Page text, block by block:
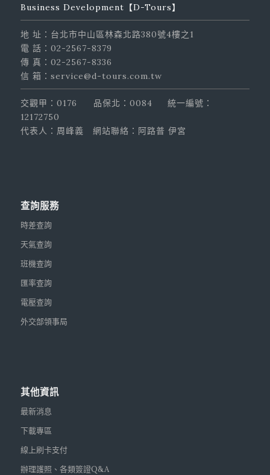
Business Development【D-Tours】
地 址：台北市中山區林森北路380號4樓之1
電 話：02-2567-8379
傳 真：02-2567-8336
信 箱：service@d-tours.com.tw
交觀甲：0176 品保北：0084
統一編號：
12172750
代表人：周峰義
網站聯絡：阿路普 伊宮
查詢服務
時差查詢
天氣查詢
班機查詢
匯率查詢
電壓查詢
外交部領事局
其他資訊
最新消息
下載專區
線上刷卡支付
辦理護照、各類簽證Q&A